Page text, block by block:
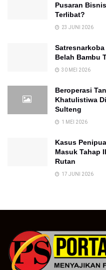
Pusaran
Terlibat?
23 JUNI 2026
Belah Bambu
30 MEI 2026
Beroperasi
Khatulistiwa
Sulteng
1 MEI 2026
Kasus
Masuk Tahap
Rutan
17 JUNI 2026